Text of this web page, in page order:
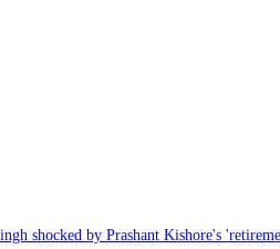
shocked by Prashant Kishore's